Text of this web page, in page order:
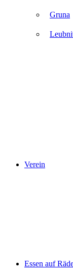
Gruna
Essen auf
Verein